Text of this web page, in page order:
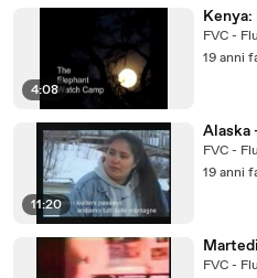
4:08
Kenya:
FVC -
19 anni
11:20
FVC -
19 anni
FVC -